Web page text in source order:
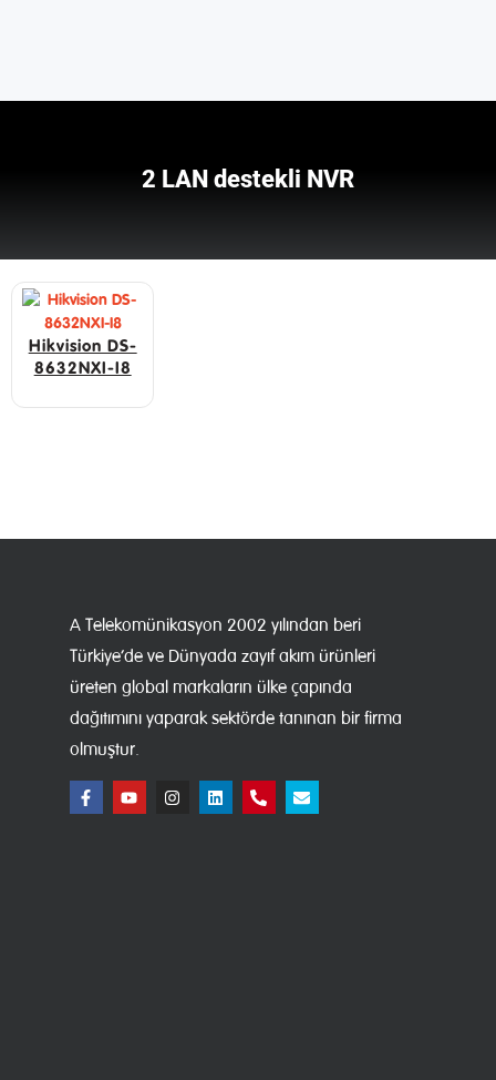
2 LAN destekli NVR
Hikvision DS-
8632NXI-I8
A Telekomünikasyon 2002 yılından beri
Türkiye’de ve Dünyada zayıf akım ürünleri
üreten global markaların ülke çapında
dağıtımını yaparak sektörde tanınan bir firma
olmuştur.